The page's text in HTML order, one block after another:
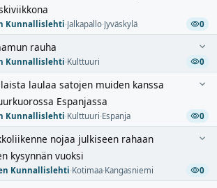
Kunnallislehti·Jalkapallo·Jyväskylä 0
rauha
Kunnallislehti·Kulttuuri 0
laulaa satojen muiden kanssa
Espanjassa
Kunnallislehti·Kulttuuri·Espanja 0
nojaa julkiseen rahaan
kysynnän vuoksi
Kunnallislehti·Kotimaa·Kangasniemi 0